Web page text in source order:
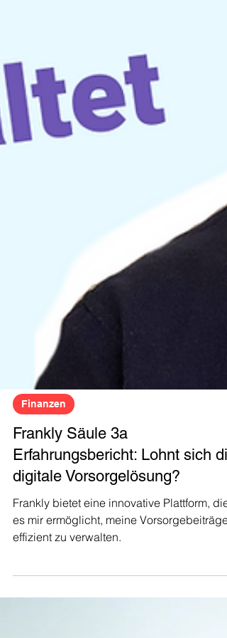
Finanzen
Frankly Säule 3a
Erfahrungsbericht: Lohnt sich die
digitale Vorsorgelösung?
Frankly bietet eine innovative Plattform, die